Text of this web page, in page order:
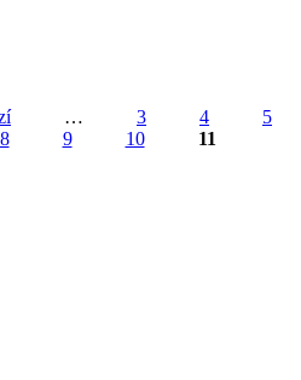
… 3 4
5
8 9 10 11